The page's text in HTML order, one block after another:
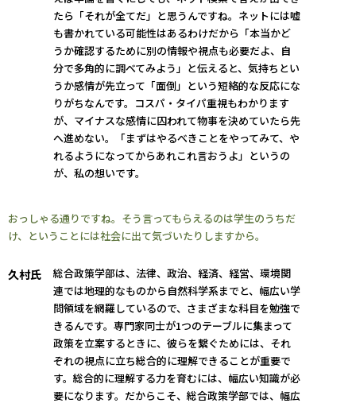
たら「それが全てだ」と思うんですね。ネットには嘘
も書かれている可能性はあるわけだから「本当かど
うか確認するために別の情報や視点も必要だよ、自
分で多角的に調べてみよう」と伝えると、気持ちとい
うか感情が先立って「面倒」という短絡的な反応にな
りがちなんです。コスパ・タイパ重視もわかります
が、マイナスな感情に囚われて物事を決めていたら先
へ進めない。「まずはやるべきことをやってみて、や
れるようになってからあれこれ言おうよ」というの
が、私の想いです。
おっしゃる通りですね。そう言ってもらえるのは学生のうちだ
け、ということには社会に出て気づいたりしますから。
久村氏
総合政策学部は、法律、政治、経済、経営、環境関
連では地理的なものから自然科学系までと、幅広い学
問領域を網羅しているので、さまざまな科目を勉強で
きるんです。専門家同士が1つのテーブルに集まって
政策を立案するときに、彼らを繋ぐためには、それ
ぞれの視点に立ち総合的に理解できることが重要で
す。総合的に理解する力を育むには、幅広い知識が必
要になります。だからこそ、総合政策学部では、幅広